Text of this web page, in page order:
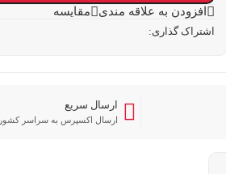
افزودن به علاقه مندی
مقایسه
اشتراک گذاری:
ارسال سریع
ارسال اکسپرس به سراسر کشور